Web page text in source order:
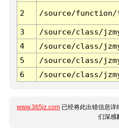
2 /source/function/
3 /source/class/
4
/source/class/
5
/source/class/
6
/source/class/
www.365jz.com 已经将此出错信息详
们深感